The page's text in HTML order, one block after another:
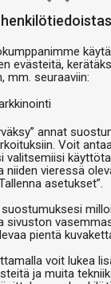
evästeitä,
mm. seuraaviin:
annat
Voit
valitsemiisi
niiden vieressä
asetukset”.
sivuston
pientä
voit lukea
ja muita